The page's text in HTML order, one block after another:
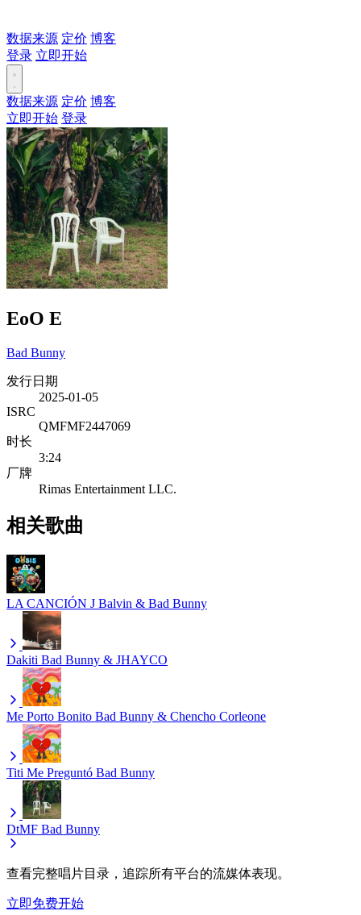
数据来源 定价 博客
登录 立即开始
数据来源 定价 博客
立即开始 登录
EoO E
Bad Bunny
发行日期
2025-01-05
ISRC
QMFMF2447069
时长
3:24
厂牌
Rimas Entertainment LLC.
相关歌曲
LA CANCIÓN J Balvin & Bad Bunny
Dakiti Bad Bunny & JHAYCO
Me Porto Bonito Bad Bunny & Chencho Corleone
Titi Me Preguntó Bad Bunny
DtMF Bad Bunny
查看完整唱片目录，追踪所有平台的流媒体表现。
立即免费开始